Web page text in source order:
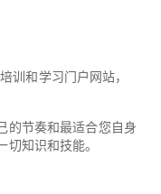
训和学习门户网站，
的节奏和最适合您自身
知识和技能。